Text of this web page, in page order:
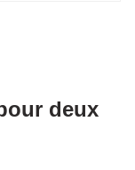
deux